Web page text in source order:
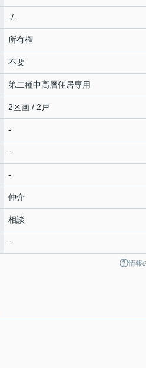
-/-
所有権
不要
第二種中高層住居専用
2区画 / 2戸
-
-
-
仲介
相談
-
情報